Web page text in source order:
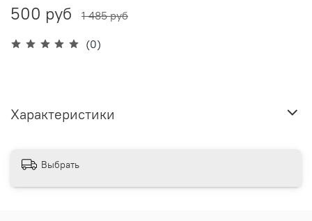
(0)
500 руб 1 485 руб
Характеристики
Выбрать